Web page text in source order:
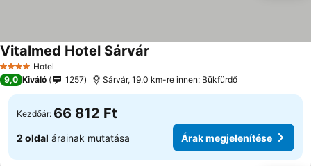
4 KategóriaHotel
Vitalmed Hotel Sárvár
9,0 Kiváló 1257 Sárvár, 19.0 km-re innen: Bükfürdő
Kezdőár: 66 812 Ft
2 oldal árainak mutatása Árak megjelenítése